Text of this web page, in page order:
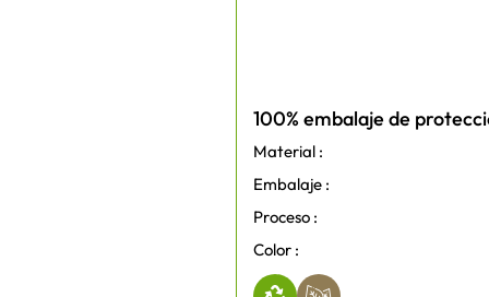
100% embalaje de
Material :
Embalaje :
Proceso :
Color :